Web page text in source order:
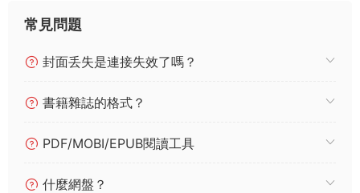
常見問題
封面丢失是連接失效了嗎？
書籍雜誌的格式？
PDF/MOBI/EPUB閱讀工具
什麼網盤？